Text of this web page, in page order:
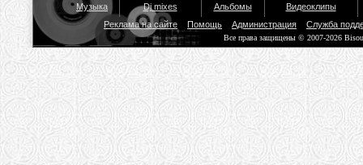
Музыка Dj mixes Альбомы
Видеоклипы
Реклама на сайте
Помощь Администрация Служба
Все права защищены © 2007-2026